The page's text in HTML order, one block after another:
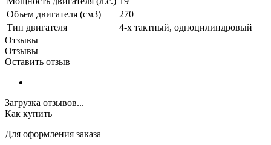
Объем двигателя (см3)
270
Тип двигателя
4-х тактный, одноцилиндровый
Отзывы
Отзывы
Оставить отзыв
Загрузка отзывов...
Как купить
Для оформления заказа